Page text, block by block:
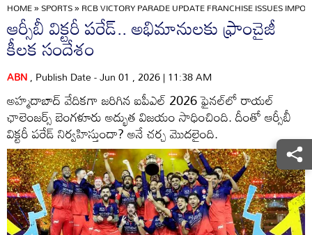
HOME»SPORTS»RCB VICTORY PARADE UPDATE FRANCHISE ISSUES
ఆర్సీబీ విక్టరీ పరేడ్.. అభిమానులకు ఫ్రాంచైజీ
కీలక సందేశం
ABN, Publish Date - Jun 01 , 2026 | 11:38 AM
అహ్మదాబాద్ వేదికగా జరిగిన ఐపీఎల్ 2026 ఫైనల్‌లో రాయల్
ఛాలెంజర్స్ బెంగళూరు అద్భుత విజయం సాధించింది. దీంతో ఆర్సీబీ
విక్టరీ పరేడ్ నిర్వహిస్తుందా? అనే చర్చ మొదలైంది.